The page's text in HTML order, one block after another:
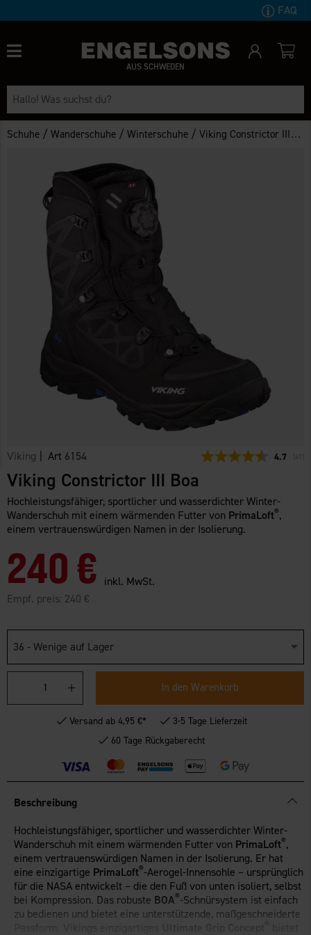
FAQ
AUS SCHWEDEN
Schuhe /Wanderschuhe /Winterschuhe /Viking Constrictor III Boa
Viking | Art 6154 4.7 47
Viking Constrictor III Boa
Hochleistungsfähiger, sportlicher und wasserdichter Winter-
Wanderschuh mit einem wärmenden Futter von PrimaLoft®,
einem vertrauenswürdigen Namen in der Isolierung.
240 € inkl. MwSt.
Empf. preis: 240 €
36 - Wenige auf Lager
In den Warenkorb
Versand ab 4,95 €*
3-5 Tage Lieferzeit
60 Tage Rückgaberecht
Beschreibung
Hochleistungsfähiger, sportlicher und wasserdichter Winter-
Wanderschuh mit einem wärmenden Futter von PrimaLoft®,
einem vertrauenswürdigen Namen in der Isolierung. Er hat
eine einzigartige PrimaLoft®-Aerogel-Innensohle – ursprünglich
für die NASA entwickelt – die den Fuß von unten isoliert, selbst
bei Kompression. Das robuste BOA®-Schnürsystem ist einfach
zu bedienen und bietet eine unterstützende, maßgeschneiderte